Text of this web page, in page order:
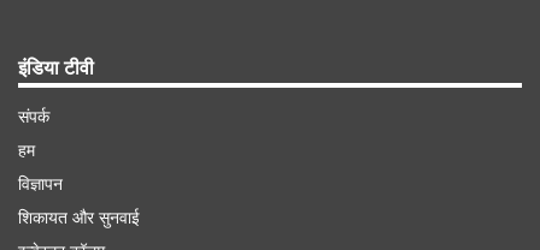
पाकिस्तान के लिए पूर्व कप्तान बाबर आजम और इमाम उल हक
इंडिया टीवी
संपर्क
हम
विज्ञापन
शिकायत और सुनवाई